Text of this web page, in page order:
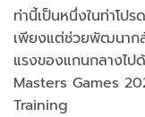
ท่านี้เป็นหนึ่งในท่าโป
เพียงแต่ช่วยพัฒนาก
แรงของแกนกลางไ
Masters Games
Training